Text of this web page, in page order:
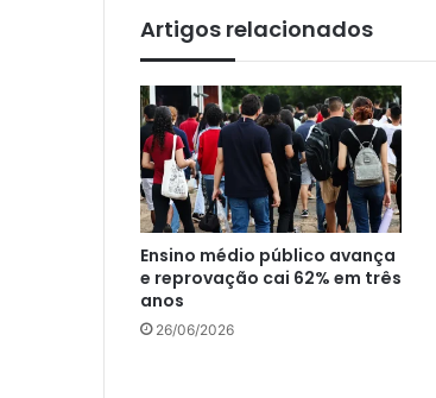
Artigos relacionados
Ensino médio público avança
e reprovação cai 62% em três
anos
26/06/2026